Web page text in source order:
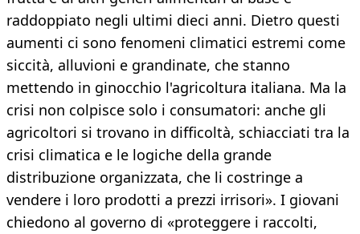
raddoppiato negli ultimi dieci anni. Dietro questi
aumenti ci sono fenomeni climatici estremi come
siccità, alluvioni e grandinate, che stanno
mettendo in ginocchio l'agricoltura italiana. Ma la
crisi non colpisce solo i consumatori: anche gli
agricoltori si trovano in difficoltà, schiacciati tra la
crisi climatica e le logiche della grande
distribuzione organizzata, che li costringe a
vendere i loro prodotti a prezzi irrisori». I giovani
chiedono al governo di «proteggere i raccolti,